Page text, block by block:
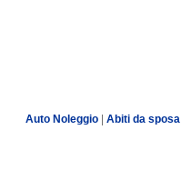
Auto Noleggio Abiti da sposa